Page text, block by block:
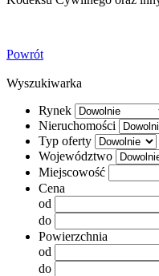
Powrót
Wyszukiwarka
Rynek
Nieruchomości
Typ oferty
Województwo
Miejscowość
Cena
od
do
Powierzchnia
od
do